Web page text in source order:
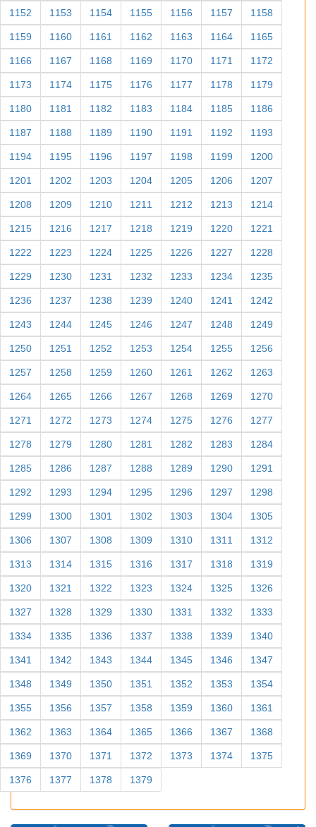
1152 1153 1154 1155 1156 1157 1158
1159 1160 1161 1162 1163 1164 1165
1166 1167 1168 1169 1170 1171 1172
1173 1174 1175 1176 1177 1178 1179
1180 1181 1182 1183 1184 1185 1186
1187 1188 1189 1190 1191 1192 1193
1194 1195 1196 1197 1198 1199 1200
1201 1202 1203 1204 1205 1206 1207
1208 1209 1210 1211 1212 1213 1214
1215 1216 1217 1218 1219 1220 1221
1222 1223 1224 1225 1226 1227 1228
1229 1230 1231 1232 1233 1234 1235
1236 1237 1238 1239 1240 1241 1242
1243 1244 1245 1246 1247 1248 1249
1250 1251 1252 1253 1254 1255 1256
1257 1258 1259 1260 1261 1262 1263
1264 1265 1266 1267 1268 1269 1270
1271 1272 1273 1274 1275 1276 1277
1278 1279 1280 1281 1282 1283 1284
1285 1286 1287 1288 1289 1290 1291
1292 1293 1294 1295 1296 1297 1298
1299 1300 1301 1302 1303 1304 1305
1306 1307 1308 1309 1310 1311 1312
1313 1314 1315 1316 1317 1318 1319
1320 1321 1322 1323 1324 1325 1326
1327 1328 1329 1330 1331 1332 1333
1334 1335 1336 1337 1338 1339 1340
1341 1342 1343 1344 1345 1346 1347
1348 1349 1350 1351 1352 1353 1354
1355 1356 1357 1358 1359 1360 1361
1362 1363 1364 1365 1366 1367 1368
1369 1370 1371 1372 1373 1374 1375
1376 1377 1378 1379